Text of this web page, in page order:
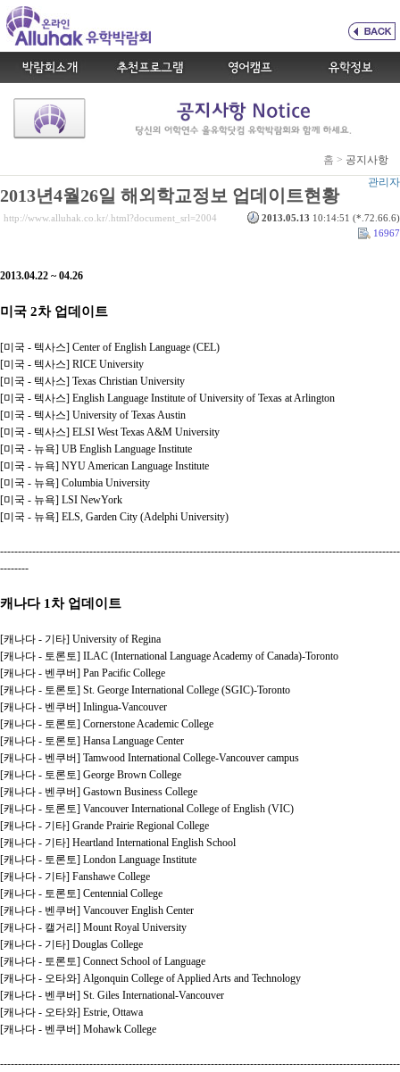
홈 > 공지사항
관리자
2013년4월26일 해외학교정보 업데이트현황
http://www.alluhak.co.kr/.html?document_srl=2004 2013.05.13 10:14:51 (*.72.66.6)
16967
2013.04.22 ~ 04.26
미국 2차 업데이트
[미국 - 텍사스] Center of English Language (CEL)
[미국 - 텍사스] RICE University
[미국 - 텍사스] Texas Christian University
[미국 - 텍사스] English Language Institute of University of Texas at Arlington
[미국 - 텍사스] University of Texas Austin
[미국 - 텍사스] ELSI West Texas A&M University
[미국 - 뉴욕] UB English Language Institute
[미국 - 뉴욕] NYU American Language Institute
[미국 - 뉴욕] Columbia University
[미국 - 뉴욕] LSI NewYork
[미국 - 뉴욕] ELS, Garden City (Adelphi University)
----------------------------------------------------------------------------------------------------------------
--------
캐나다 1차 업데이트
[캐나다 - 기타] University of Regina
[캐나다 - 토론토] ILAC (International Language Academy of Canada)-Toronto
[캐나다 - 벤쿠버] Pan Pacific College
[캐나다 - 토론토] St. George International College (SGIC)-Toronto
[캐나다 - 벤쿠버] Inlingua-Vancouver
[캐나다 - 토론토] Cornerstone Academic College
[캐나다 - 토론토] Hansa Language Center
[캐나다 - 벤쿠버] Tamwood International College-Vancouver campus
[캐나다 - 토론토] George Brown College
[캐나다 - 벤쿠버] Gastown Business College
[캐나다 - 토론토] Vancouver International College of English (VIC)
[캐나다 - 기타] Grande Prairie Regional College
[캐나다 - 기타] Heartland International English School
[캐나다 - 토론토] London Language Institute
[캐나다 - 기타] Fanshawe College
[캐나다 - 토론토] Centennial College
[캐나다 - 벤쿠버] Vancouver English Center
[캐나다 - 캘거리] Mount Royal University
[캐나다 - 기타] Douglas College
[캐나다 - 토론토] Connect School of Language
[캐나다 - 오타와] Algonquin College of Applied Arts and Technology
[캐나다 - 벤쿠버] St. Giles International-Vancouver
[캐나다 - 오타와] Estrie, Ottawa
[캐나다 - 벤쿠버] Mohawk College
----------------------------------------------------------------------------------------------------------------